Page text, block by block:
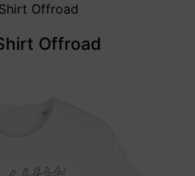
Offroad
Offroad